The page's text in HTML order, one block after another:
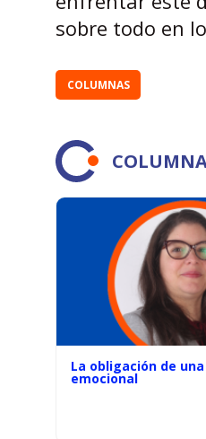
sobre todo en
COLUMNAS
La obligación de
emocional